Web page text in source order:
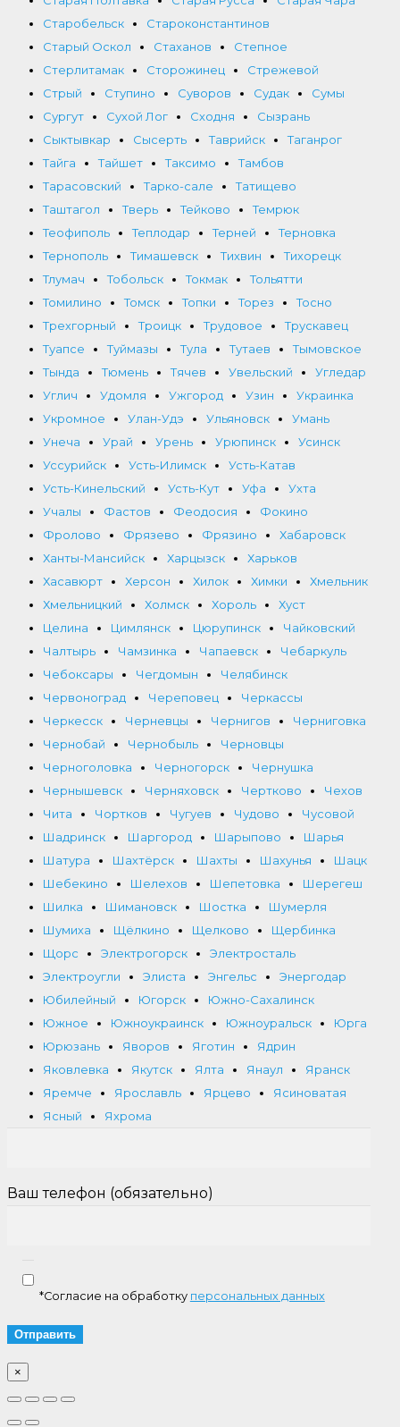
Старобельск
Староконстантинов
Старый Оскол
Стаханов
Степное
Стерлитамак
Сторожинец
Стрежевой
Стрый
Ступино Суворов Судак
Сумы
Сургут
Сухой Лог Сходня
Сызрань
Сыктывкар
Сысерть Таврийск
Таганрог
Тайга
Тайшет Таксимо
Тамбов
Тарасовский
Тарко-сале
Татищево
Таштагол
Тверь Тейково
Темрюк
Теофиполь
Теплодар Терней
Терновка
Тернополь
Тимашевск Тихвин
Тихорецк
Тлумач
Тобольск Токмак
Тольятти
Томилино
Томск Топки Торез
Тосно
Трехгорный
Троицк Трудовое
Трускавец
Туапсе
Туймазы Тула Тутаев
Тымовское
Тында
Тюмень Тячев Увельский
Угледар
Углич
Удомля Ужгород Узин
Украинка
Укромное
Улан-Удэ Ульяновск
Умань
Унеча
Урай Урень Урюпинск
Усинск
Уссурийск
Усть-Илимск
Усть-Катав
Усть-Кинельский
Усть-Кут Уфа
Ухта
Учалы
Фастов Феодосия
Фокино
Фролово
Фрязево Фрязино
Хабаровск
Ханты-Мансийск
Харцызск
Харьков
Хасавюрт
Херсон Хилок Химки
Хмельник
Хмельницкий
Холмск Хороль
Хуст
Целина
Цимлянск Цюрупинск
Чайковский
Чалтырь
Чамзинка Чапаевск
Чебаркуль
Чебоксары
Чегдомын
Челябинск
Червоноград
Череповец
Черкассы
Черкесск
Черневцы Чернигов
Черниговка
Чернобай
Чернобыль
Черновцы
Черноголовка
Черногорск
Чернушка
Чернышевск
Черняховск Чертково
Чехов
Чита
Чортков Чугуев Чудово
Чусовой
Шадринск
Шаргород Шарыпово
Шарья
Шатура
Шахтёрск Шахты Шахунья
Шацк
Шебекино
Шелехов Шепетовка
Шерегеш
Шилка
Шимановск Шостка
Шумерля
Шумиха
Щёлкино Щелково
Щербинка
Щорс
Электрогорск
Электросталь
Электроугли
Элиста Энгельс
Энергодар
Юбилейный
Югорск
Южно-Сахалинск
Южное
Южноукраинск Южноуральск
Юрга
Юрюзань
Яворов Яготин
Ядрин
Яковлевка
Якутск Ялта Янаул
Яранск
Яремче
Ярославль Ярцево
Ясиноватая
Ясный
Яхрома
Ваш телефон (обязательно)
*Согласие на обработку персональных данных
×